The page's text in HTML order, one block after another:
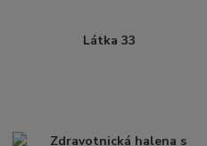
Látka 33